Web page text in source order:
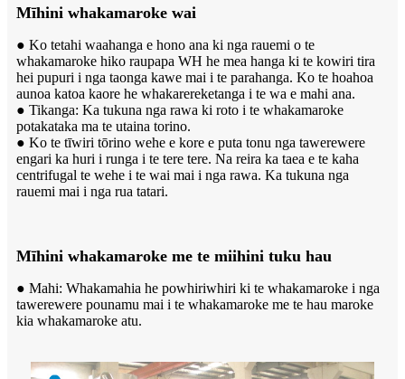
Mīhini whakamaroke wai
● Ko tetahi waahanga e hono ana ki nga rauemi o te
whakamaroke hiko raupapa WH he mea hanga ki te kowiri tira
hei pupuri i nga taonga kawe mai i te parahanga. Ko te hoahoa
aunoa katoa kaore he whakarereketanga i te wa e mahi ana.
● Tikanga: Ka tukuna nga rawa ki roto i te whakamaroke
potakataka ma te utaina torino.
● Ko te tīwiri tōrino wehe e kore e puta tonu nga tawerewere
engari ka huri i runga i te tere tere. Na reira ka taea e te kaha
centrifugal te wehe i te wai mai i nga rawa. Ka tukuna nga
rauemi mai i nga rua tatari.
Mīhini whakamaroke me te miihini tuku hau
● Mahi: Whakamahia he powhiriwhiri ki te whakamaroke i nga
tawerewere pounamu mai i te whakamaroke me te hau maroke
kia whakamaroke atu.